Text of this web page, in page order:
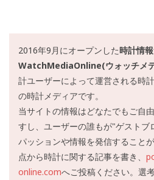
2016年9月にオープンした時計情
WatchMediaOnline(ウォッチメ
計ユーザーによって運営される時
の時計メディアです。
当サイトの情報はどなたでもご自
すし、ユーザーの誰もが"ゲストブ
パッションや情報を発信すること
点から時計に関する記事を書き、
online.comへご投稿ください。選